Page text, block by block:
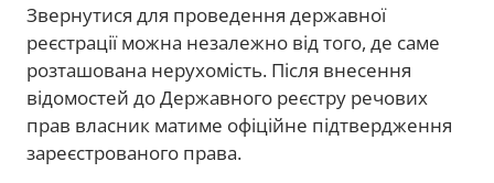
Звернутися для проведення державної
реєстрації можна незалежно від того, де саме
розташована нерухомість. Після внесення
відомостей до Державного реєстру речових
прав власник матиме офіційне підтвердження
зареєстрованого права.